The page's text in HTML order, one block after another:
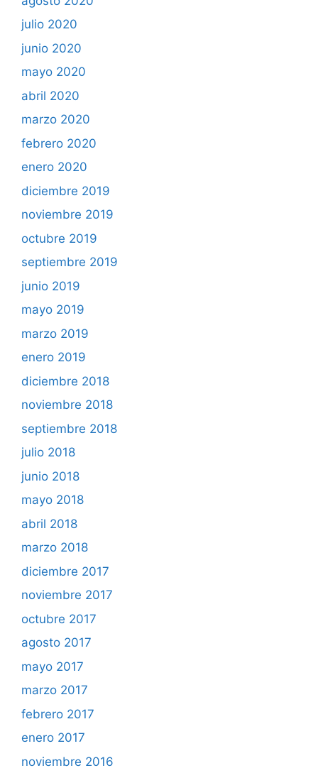
julio 2020
junio 2020
mayo 2020
abril 2020
marzo 2020
febrero 2020
enero 2020
diciembre 2019
noviembre 2019
octubre 2019
septiembre 2019
junio 2019
mayo 2019
marzo 2019
enero 2019
diciembre 2018
noviembre 2018
septiembre 2018
julio 2018
junio 2018
mayo 2018
abril 2018
marzo 2018
diciembre 2017
noviembre 2017
octubre 2017
agosto 2017
mayo 2017
marzo 2017
febrero 2017
enero 2017
noviembre 2016